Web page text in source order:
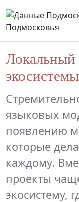
Подмосковья
языковых
появлению
которые
каждому.
проекты
экосистему,